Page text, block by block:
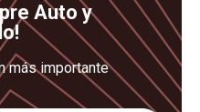
Auto y
más importante